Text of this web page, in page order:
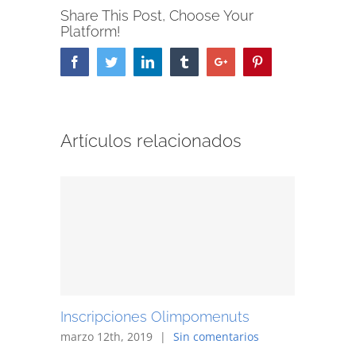
Share This Post, Choose Your
Platform!
FacebookTwitterLinkedin TumblrGoogle+
Artículos relacionados
Inscripciones Olimpomenuts
marzo 12th, 2019 | Sin comentarios